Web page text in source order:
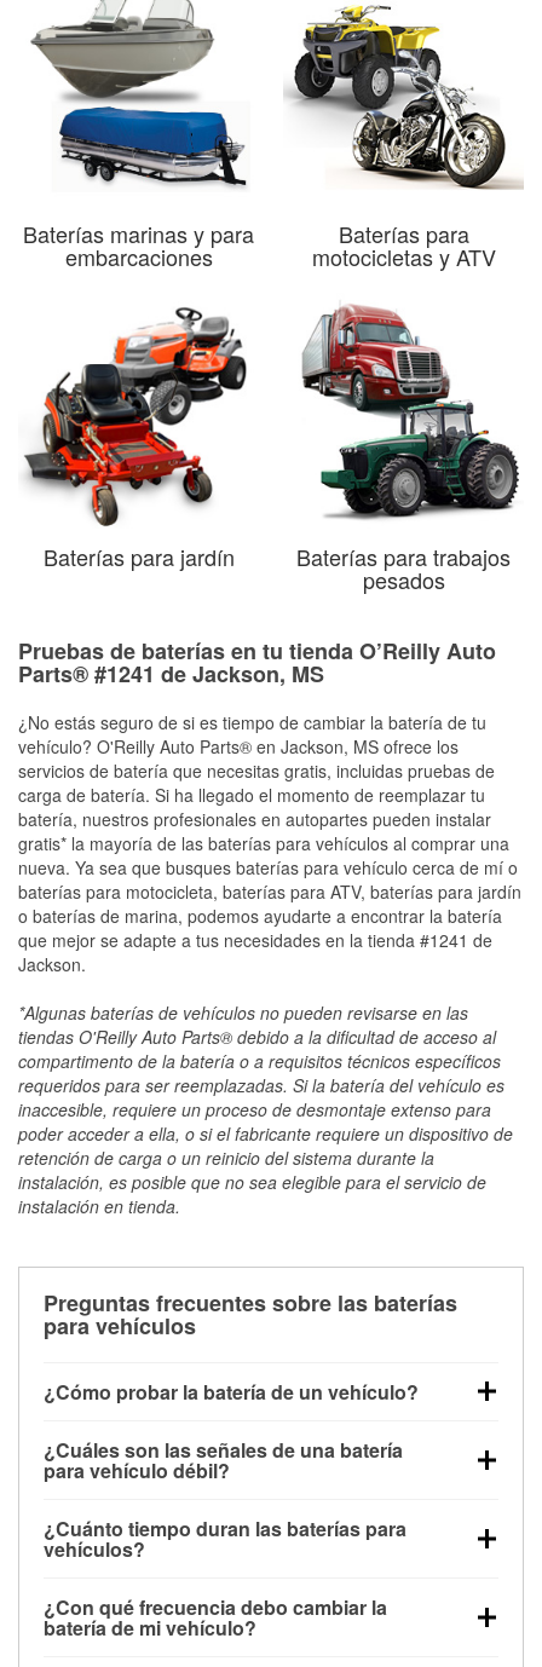
Baterías marinas y para
embarcaciones
Baterías para
motocicletas y ATV
Baterías para jardín Baterías para trabajos
pesados
Pruebas de baterías en tu tienda O’Reilly Auto
Parts® #1241 de Jackson, MS
¿No estás seguro de si es tiempo de cambiar la batería de tu
vehículo? O'Reilly Auto Parts® en Jackson, MS ofrece los
servicios de batería que necesitas gratis, incluidas pruebas de
carga de batería. Si ha llegado el momento de reemplazar tu
batería, nuestros profesionales en autopartes pueden instalar
gratis* la mayoría de las baterías para vehículos al comprar una
nueva. Ya sea que busques baterías para vehículo cerca de mí o
baterías para motocicleta, baterías para ATV, baterías para jardín
o baterías de marina, podemos ayudarte a encontrar la batería
que mejor se adapte a tus necesidades en la tienda #1241 de
Jackson.
*Algunas baterías de vehículos no pueden revisarse en las
tiendas O'Reilly Auto Parts® debido a la dificultad de acceso al
compartimento de la batería o a requisitos técnicos específicos
requeridos para ser reemplazadas. Si la batería del vehículo es
inaccesible, requiere un proceso de desmontaje extenso para
poder acceder a ella, o si el fabricante requiere un dispositivo de
retención de carga o un reinicio del sistema durante la
instalación, es posible que no sea elegible para el servicio de
instalación en tienda.
Preguntas frecuentes sobre las baterías
para vehículos
¿Cómo probar la batería de un vehículo?
maneras. El método más rápido es utilizar un
multímetro: con el vehículo apagado, conecta los
voltaje: una batería en buen estado y totalmente
cargada debería indicar unos 12.6 voltios. Es
importante saber que las baterías descargadas a
veces pueden mostrar una carga completa, y un
¿Cuáles son las señales de una batería
para vehículo débil?
advertencia. Un arranque lento del motor, faros
tenues, chasquidos al girar la llave o luces de
que la batería tiene una potencia de carga débil.
También puedes notar problemas eléctricos, como
¿Cuánto tiempo duran las baterías para
vehículos?
entre 3 y 5 años. La duración exacta depende de los
hábitos de conducción, las condiciones
¿Con qué frecuencia debo cambiar la
batería de mi vehículo?